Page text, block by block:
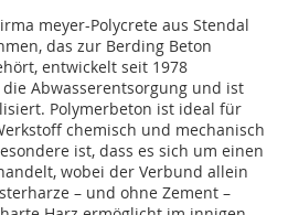
meyer-Polycrete aus Stendal
das zur Berding Beton
entwickelt seit 1978
Abwasserentsorgung und ist
Polymerbeton ist ideal für
chemisch und mechanisch
ist, dass es sich um einen
wobei der Verbund allein
– und ohne Zement –